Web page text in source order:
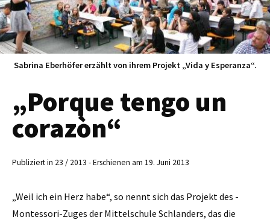
Sabrina Eberhöfer erzählt von ihrem Projekt „Vida y Esperanza“.
„Porque tengo un
corazòn“
Publiziert in 23 / 2013 - Erschienen am 19. Juni 2013
„Weil ich ein Herz habe“, so nennt sich das Projekt des ­
Montessori-Zuges der Mittelschule Schlanders, das die